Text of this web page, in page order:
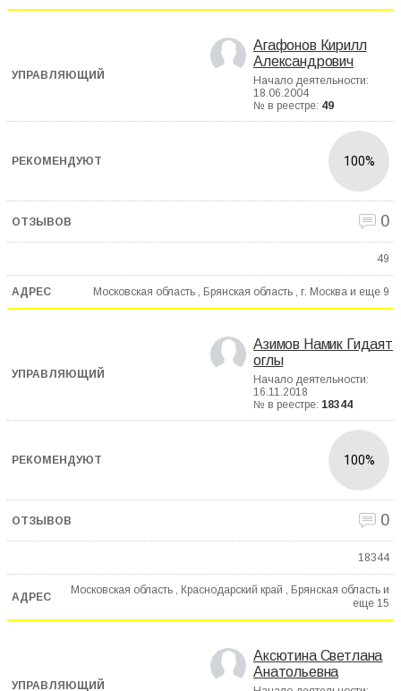
Агафонов Кирилл
Александрович
Начало деятельности:
18.06.2004
№ в реестре: 49
100%
0
49
Московская область , Брянская область , г. Москва и еще 9
Азимов Намик Гидаят
оглы
Начало деятельности:
16.11.2018
№ в реестре: 18344
100%
0
18344
Московская область , Краснодарский край , Брянская область и
еще 15
Аксютина Светлана
Анатольевна